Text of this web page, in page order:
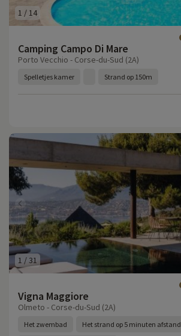
1 / 14
Camping Campo Di Mare
Porto Vecchio - Corse-du-Sud (2A)
Spelletjes kamer Strand op 150m
1 /31
Vigna Maggiore
Olmeto - Corse-du-Sud (2A)
Het zwembad Het strand op 5 minuten afstand